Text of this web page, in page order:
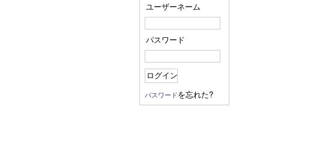
ユーザーネーム
パスワード
パスワードを忘れた?